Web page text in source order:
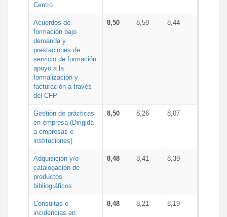
Centro
Acuerdos de
formación bajo
demanda y
prestaciones de
servicio de formación:
apoyo a la
formalización y
facturación a través
del CFP
8,50 8,59 8,44
Gestión de prácticas
en empresa (Dirigida
a empresas e
instituciones)
8,50 8,26 8,07
Adquisición y/o
catalogación de
productos
bibliográficos
8,48 8,41 8,39
Consultas e
incidencias en
8,48 8,21 8,19